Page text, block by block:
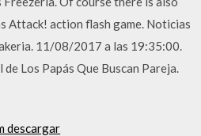
Attack! action flash game. Noticias
11/08/2017 a las 19:35:00.
Los Papás Que Buscan Pareja.
descargar